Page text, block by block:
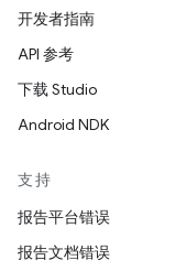
开发者指南
API 参考
下载 Studio
Android NDK
支持
报告平台错误
报告文档错误